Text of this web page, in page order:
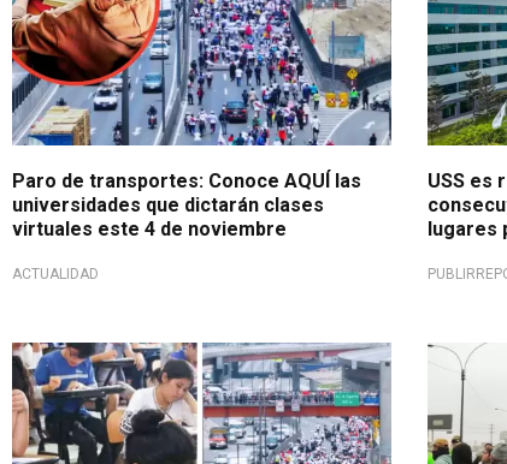
Paro de transportes: Conoce AQUÍ las
universidades que dictarán clases
virtuales este 4 de noviembre
ACTUALIDAD
USS es
lugares
Para el martes 7 de octubre Clases